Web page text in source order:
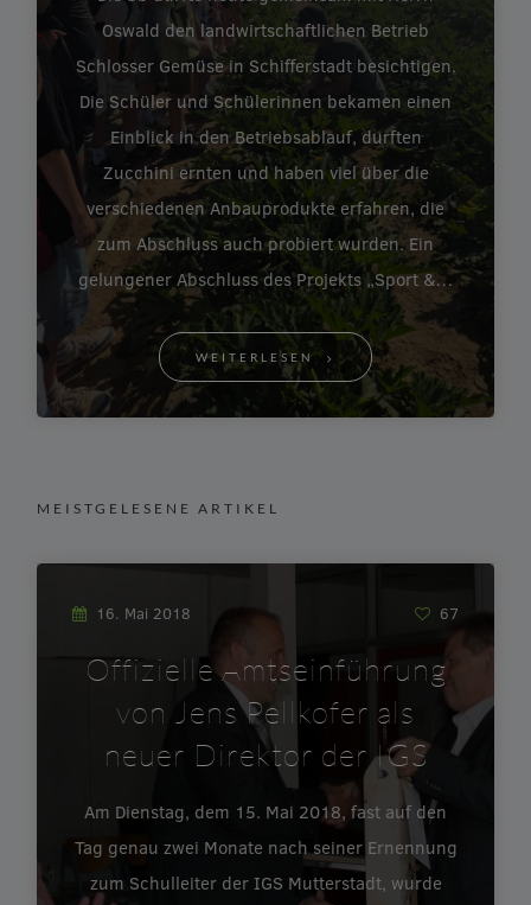
Oswald den landwirtschaftlichen Betrieb
Schlosser Gemüse in Schifferstadt besichtigen.
Die Schüler und Schülerinnen bekamen einen
Einblick in den Betriebsablauf, durften
Zucchini ernten und haben viel über die
verschiedenen Anbauprodukte erfahren, die
zum Abschluss auch probiert wurden. Ein
gelungener Abschluss des Projekts „Sport &…
WEITERLESEN
MEISTGELESENE ARTIKEL
16. Mai 2018 67
Offizielle Amtseinführung
von Jens Pellkofer als
neuer Direktor der IGS
Am Dienstag, dem 15. Mai 2018, fast auf den
Tag genau zwei Monate nach seiner Ernennung
zum Schulleiter der IGS Mutterstadt, wurde